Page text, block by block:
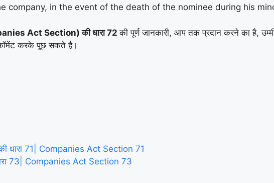
company, in the event of the death of the nominee during his
Act Section) की धारा 72की पूर्ण जानकारी, आप तक प्रदान करने का है,
करके पूछ सकते है।
धारा 71| Companies Act Section 71
73| Companies Act Section 73